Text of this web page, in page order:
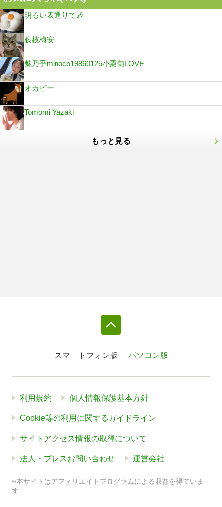
明るい表通りで🎶
藤枝梅安
魅乃乎minoco19860125小栗旬LOVE
オカピー
Tomomi Yazaki
もっと見る
スマートフォン版 パソコン版
利用規約 個人情報保護基本方針
Cookie等の利用に関するガイドライン
サイトアクセス情報の取得について
法人・プレスお問い合わせ 運営会社
※本サイトはアフィリエイトプログラムによる収益を得ていま
す